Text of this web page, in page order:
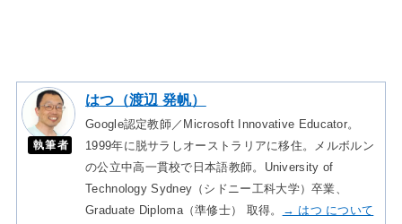
執筆者
はつ（渡辺 発帆）
Google認定教師／Microsoft Innovative Educator。
1999年に脱サラしオーストラリアに移住。メルボルン
の公立中高一貫校で日本語教師。University of
Technology Sydney（シドニー工科大学）卒業、
Graduate Diploma（準修士） 取得。
→ はつ について